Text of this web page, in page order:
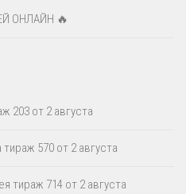
ОНЛАЙН 🔥
203 от 2 августа
570 от 2 августа
тираж 714 от 2 августа